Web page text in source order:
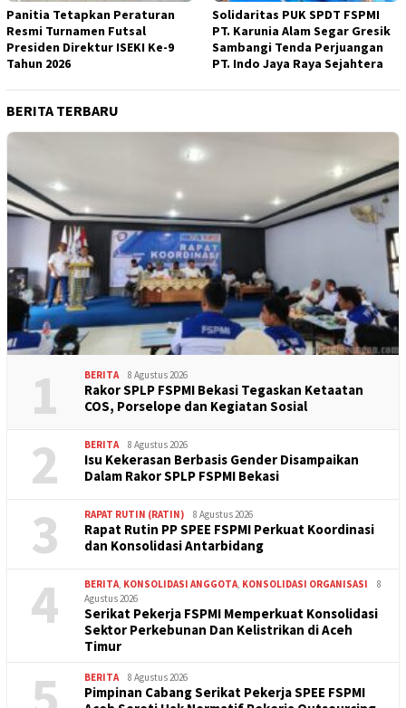
Panitia Tetapkan Peraturan
Resmi Turnamen Futsal
Presiden Direktur ISEKI Ke-9
Tahun 2026
Solidaritas PUK SPDT FSPMI
PT. Karunia Alam Segar Gresik
Sambangi Tenda Perjuangan
PT. Indo Jaya Raya Sejahtera
BERITA TERBARU
1 BERITA 8 Agustus 2026
Rakor SPLP FSPMI Bekasi Tegaskan Ketaatan
COS, Porselope dan Kegiatan Sosial
2 BERITA 8 Agustus 2026
Isu Kekerasan Berbasis Gender Disampaikan
Dalam Rakor SPLP FSPMI Bekasi
3 RAPAT RUTIN (RATIN) 8 Agustus 2026
Rapat Rutin PP SPEE FSPMI Perkuat Koordinasi
dan Konsolidasi Antarbidang
4 BERITA, KONSOLIDASI ANGGOTA, KONSOLIDASI ORGANISASI
8
Agustus 2026
Serikat Pekerja FSPMI Memperkuat Konsolidasi
Sektor Perkebunan Dan Kelistrikan di Aceh
Timur
BERITA 8 Agustus 2026
Pimpinan Cabang Serikat Pekerja SPEE FSPMI